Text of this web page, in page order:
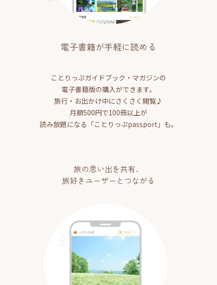
電子書籍が手軽に読める
ことりっぷガイドブック・マガジンの
電子書籍版の購入ができます。
旅行・お出かけ中にさくさく閲覧♪
月額500円で100冊以上が
読み放題になる「ことりっぷpassport」も。
旅の思い出を共有、
旅好きユーザーとつながる